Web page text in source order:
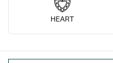
HEART
14k 14k 14k
14k bílé zlato, Diamant